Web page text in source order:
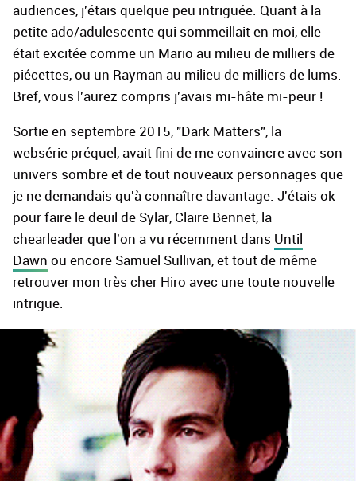
audiences, j'étais quelque peu intriguée. Quant à la
petite ado/adulescente qui sommeillait en moi, elle
était excitée comme un Mario au milieu de milliers de
piécettes, ou un Rayman au milieu de milliers de lums.
Bref, vous l'aurez compris j'avais mi-hâte mi-peur !
Sortie en septembre 2015, "Dark Matters", la
websérie préquel, avait fini de me convaincre avec son
univers sombre et de tout nouveaux personnages que
je ne demandais qu'à connaître davantage. J'étais ok
pour faire le deuil de Sylar, Claire Bennet, la
chearleader que l'on a vu récemment dans Until
Dawn ou encore Samuel Sullivan, et tout de même
retrouver mon très cher Hiro avec une toute nouvelle
intrigue.